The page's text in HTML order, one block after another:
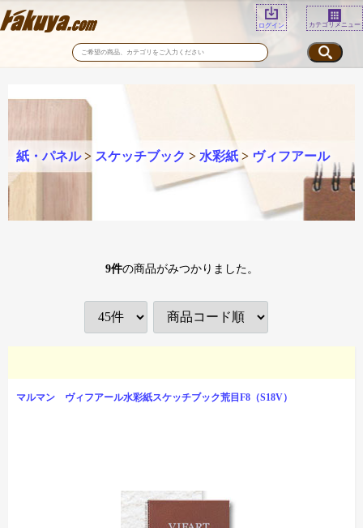
ログイン カテゴリメニュー
紙・パネル> スケッチブック > 水彩紙 > ヴィフアール
9件の商品がみつかりました。
マルマン ヴィフアール水彩紙スケッチブック荒目F8（S18V）